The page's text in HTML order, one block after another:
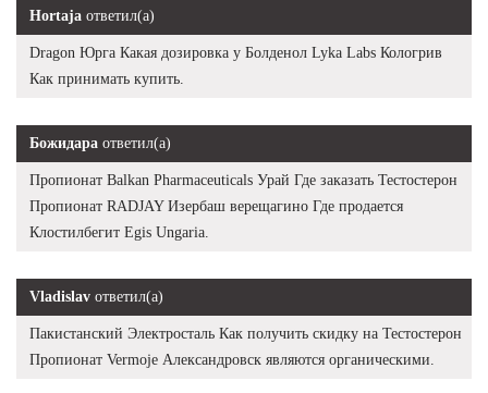
Hortaja ответил(а)
Dragon Юрга Какая дозировка у Болденол Lyka Labs Кологрив
Как принимать купить.
Божидара ответил(а)
Пропионат Balkan Pharmaceuticals Урай Где заказать Тестостерон
Пропионат RADJAY Изербаш верещагино Где продается
Клостилбегит Egis Ungaria.
Vladislav ответил(а)
Пакистанский Электросталь Как получить скидку на Тестостерон
Пропионат Vermoje Александровск являются органическими.